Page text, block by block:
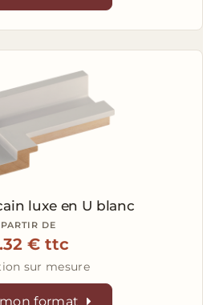
luxe en U blanc
DE
€ ttc
sur mesure
format